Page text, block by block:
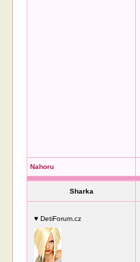
Nahoru
Sharka
♥ DetiForum.cz